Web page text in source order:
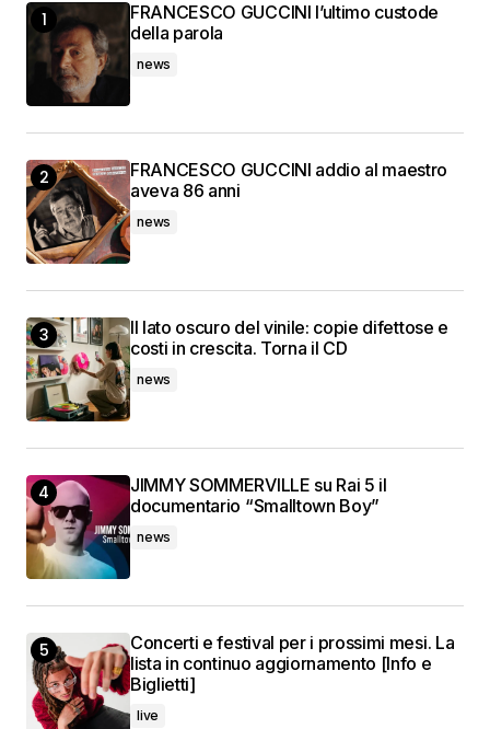
FRANCESCO GUCCINI l’ultimo custode
della parola
news
FRANCESCO GUCCINI addio al maestro
aveva 86 anni
news
Il lato oscuro del vinile: copie difettose e
costi in crescita. Torna il CD
news
JIMMY SOMMERVILLE su Rai 5 il
documentario “Smalltown Boy”
news
Concerti e festival per i prossimi mesi. La
lista in continuo aggiornamento [Info e
Biglietti]
live